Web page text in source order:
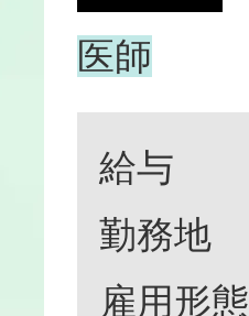
医師
給与
勤務地
雇用形態